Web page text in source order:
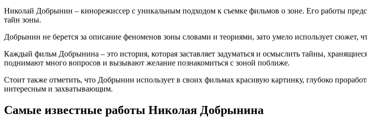
Николай Добрынин – кинорежиссер с уникальным подходом к съемке фильмов о зоне. Его работы
тайн зоны.
Добрынин не берется за описание феноменов зоны словами и теориями, зато умело использует сюжет,
Каждый фильм Добрынина – это история, которая заставляет задуматься и осмыслить тайны,
поднимают много вопросов и вызывают желание познакомиться с зоной поближе.
Стоит также отметить, что Добрынин использует в своих фильмах красивую картинку, глубоко
интересным и захватывающим.
Самые известные работы Николая Добрынина